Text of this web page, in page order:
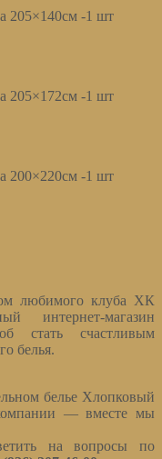
205×140см -1 шт
205×172см -1 шт
200×220см -1 шт
любимого клуба ХК
интернет-магазин
стать счастливым
белья.
белье Хлопковый
— вместе мы
на вопросы по